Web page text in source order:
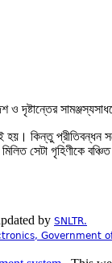
ও দৃষ্টান্তের
হয়। কিন্তু
সেটা গৃহিণীকে
by SNLTR.
Government